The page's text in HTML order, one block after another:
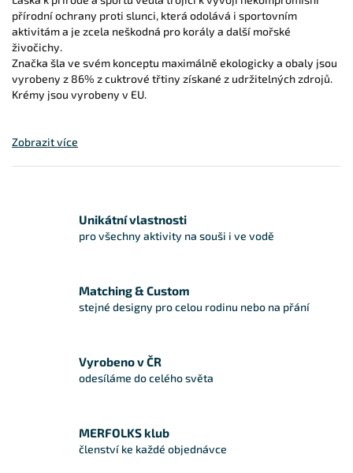
Unikátní vlastnosti
pro všechny aktivity na souši i ve vodě
Matching & Custom
stejné designy pro celou rodinu nebo na přání
Vyrobeno v ČR
odesíláme do celého světa
MERFOLKS klub
členství ke každé objednávce
přírodní ochrany proti slunci, která odolává i sportovním
aktivitám a je zcela neškodná pro korály a další mořské
živočichy.
Značka šla ve svém konceptu maximálně ekologicky a obaly jsou
vyrobeny z 86% z cuktrové třtiny získané z udržitelných zdrojů.
Krémy jsou vyrobeny v EU.
Zobrazit více